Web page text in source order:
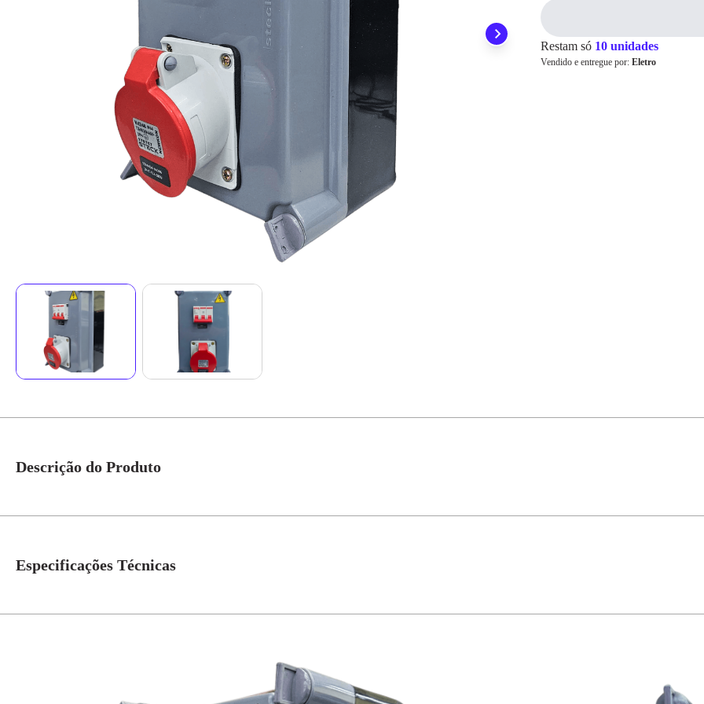
Cartão de
Crédito
Restam só 10 unidades
Vendido e entregue por: Eletro
Descrição do Produto
Especificações Técnicas